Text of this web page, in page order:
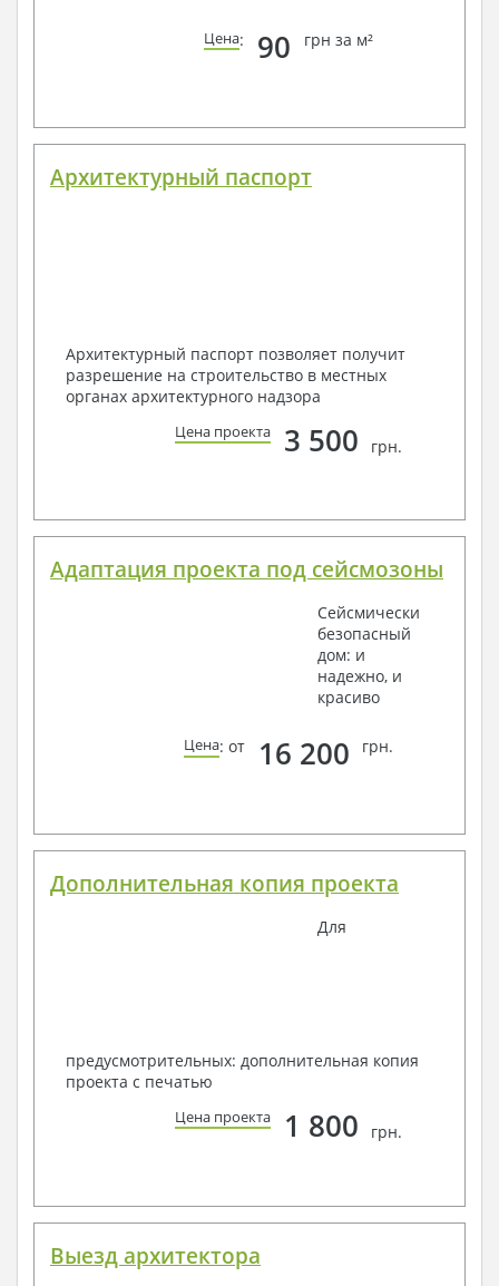
Цена: 90 грн за м²
Архитектурный паспорт
Архитектурный паспорт позволяет получит
разрешение на строительство в местных
органах архитектурного надзора
Цена проекта 3 500 грн.
Адаптация проекта под сейсмозоны
Сейсмически
безопасный
дом: и
надежно, и
красиво
Цена: от 16 200 грн.
Дополнительная копия проекта
Для
предусмотрительных: дополнительная копия
проекта с печатью
Цена проекта 1 800 грн.
Выезд архитектора